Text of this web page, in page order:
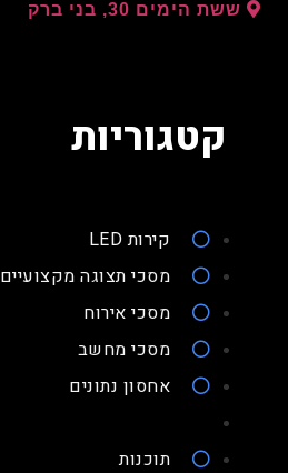
ששת הימים 30, בני ברק
קטגוריות
קירות LED
מסכי תצוגה מקצועיים
מסכי אירוח
מסכי מחשב
אחסון נתונים
תוכנות